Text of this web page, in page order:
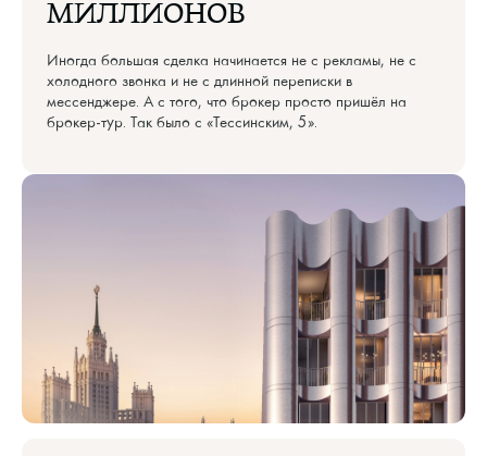
МИЛЛИОНОВ
Иногда большая сделка начинается не с рекламы, не с
холодного звонка и не с длинной переписки в
мессенджере. А с того, что брокер просто пришёл на
брокер-тур. Так было с «Тессинским, 5».